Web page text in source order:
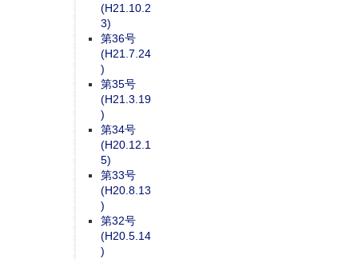
(H21.10.2
3)
第36号
(H21.7.24
)
第35号
(H21.3.19
)
第34号
(H20.12.1
5)
第33号
(H20.8.13
)
第32号
(H20.5.14
)